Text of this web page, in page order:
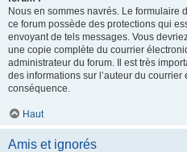
Nous en sommes navrés. Le formulaire
ce forum possède des protections qui
envoyant de tels messages. Vous
une copie complète du courrier
administrateur du forum. Il est très
des informations sur l’auteur du
conséquence.
Haut
Amis et ignorés